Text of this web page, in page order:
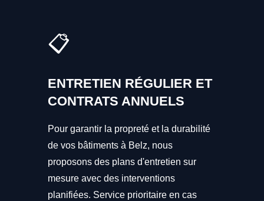
📋
ENTRETIEN RÉGULIER ET
CONTRATS ANNUELS
Pour garantir la propreté et la durabilité
de vos bâtiments à Belz, nous
proposons des plans d'entretien sur
mesure avec des interventions
planifiées. Service prioritaire en cas